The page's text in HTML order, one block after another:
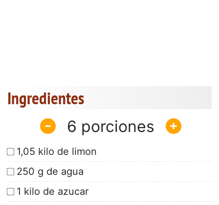
Ingredientes
6
1,05 kilo de limon
250 g de agua
1 kilo de azucar